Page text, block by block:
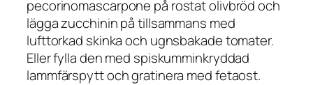
pecorinomascarpone på rostat olivbröd och
lägga zucchinin på tillsammans med
lufttorkad skinka och ugnsbakade tomater.
Eller fylla den med spiskumminkryddad
lammfärspytt och gratinera med fetaost.